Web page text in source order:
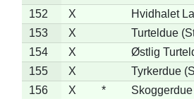
152
X
Hvidhalet
153
X
Turteldue
154
X
Østlig
155
X
Tyrkerdue
156
X *